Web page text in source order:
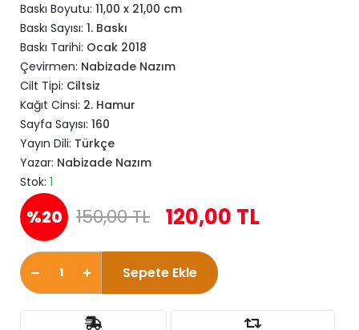
Baskı Boyutu: 11,00 x 21,00 cm
Baskı Sayısı: 1. Baskı
Baskı Tarihi: Ocak 2018
Çevirmen: Nabizade Nazım
Cilt Tipi: Ciltsiz
Kağıt Cinsi: 2. Hamur
Sayfa Sayısı: 160
Yayın Dili: Türkçe
Yazar: Nabizade Nazım
Stok: 1
%20 150,00 TL 120,00 TL
Sepete Ekle